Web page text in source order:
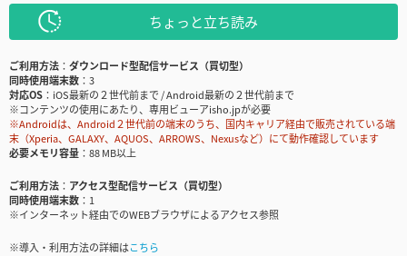
ちょっと立ち読み
ご利用方法
ダウンロード型配信サービス（買切型）
同時使用端末数
3
対応OS
iOS最新の２世代前まで / Android最新の２世代前まで
※コンテンツの使用にあたり、専用ビューアisho.jpが必要
※Androidは、Android２世代前の端末のうち、国内キャリア経由で販売されている端
末（Xperia、GALAXY、AQUOS、ARROWS、Nexusなど）にて動作確認しています
必要メモリ容量
88 MB以上
ご利用方法
アクセス型配信サービス（買切型）
同時使用端末数
1
※インターネット経由でのWEBブラウザによるアクセス参照
※導入・利用方法の詳細はこちら